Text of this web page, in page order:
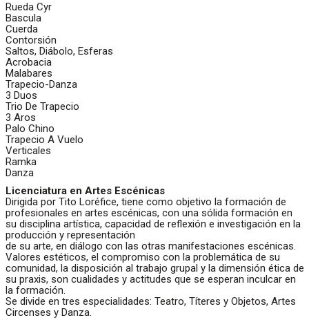
Rueda Cyr
Bascula
Cuerda
Contorsión
Saltos, Diábolo, Esferas
Acrobacia
Malabares
Trapecio-Danza
3 Duos
Trio De Trapecio
3 Aros
Palo Chino
Trapecio A Vuelo
Verticales
Ramka
Danza
Licenciatura en Artes Escénicas
Dirigida por Tito Loréfice, tiene como objetivo la formación de
profesionales en artes escénicas, con una sólida formación en
su disciplina artística, capacidad de reflexión e investigación en la
producción y representación
de su arte, en diálogo con las otras manifestaciones escénicas.
Valores estéticos, el compromiso con la problemática de su
comunidad, la disposición al trabajo grupal y la dimensión ética de
su praxis, son cualidades y actitudes que se esperan inculcar en
la formación.
Se divide en tres especialidades: Teatro, Títeres y Objetos, Artes
Circenses y Danza.